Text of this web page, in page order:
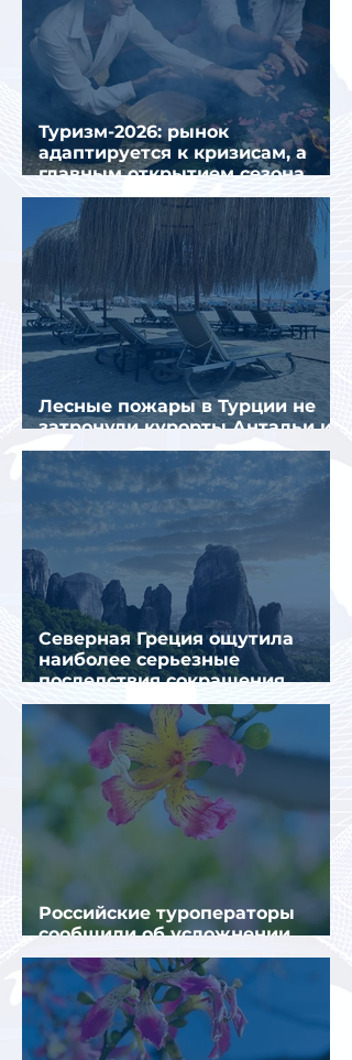
Туризм-2026: рынок
адаптируется к кризисам, а
главным открытием сезона
стал Вьетнам
Лесные пожары в Турции не
затронули курорты Антальи и
Муглы
Северная Греция ощутила
наиболее серьезные
последствия сокращения
турпотока из России
Российские туроператоры
сообщили об усложнении
получения виз в Грецию